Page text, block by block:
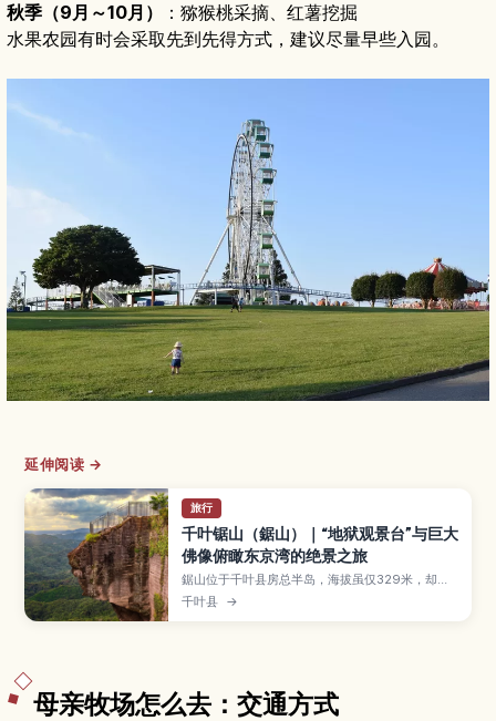
秋季（9月～10月）
：猕猴桃采摘、红薯挖掘
水果农园有时会采取先到先得方式，建议尽量早些入园。
延伸阅读 →
旅行
千叶锯山（鋸山）｜“地狱观景台”与巨大
佛像俯瞰东京湾的绝景之旅
鋸山位于千叶县房总半岛，海拔虽仅329米，却因
锯齿状的采石绝壁、“地狱のぞき”观景台以及日本
寺内巨大的佛像与百尺观音而备受瞩目。本文将介
千叶县 →
母亲牧场怎么去：交通方式